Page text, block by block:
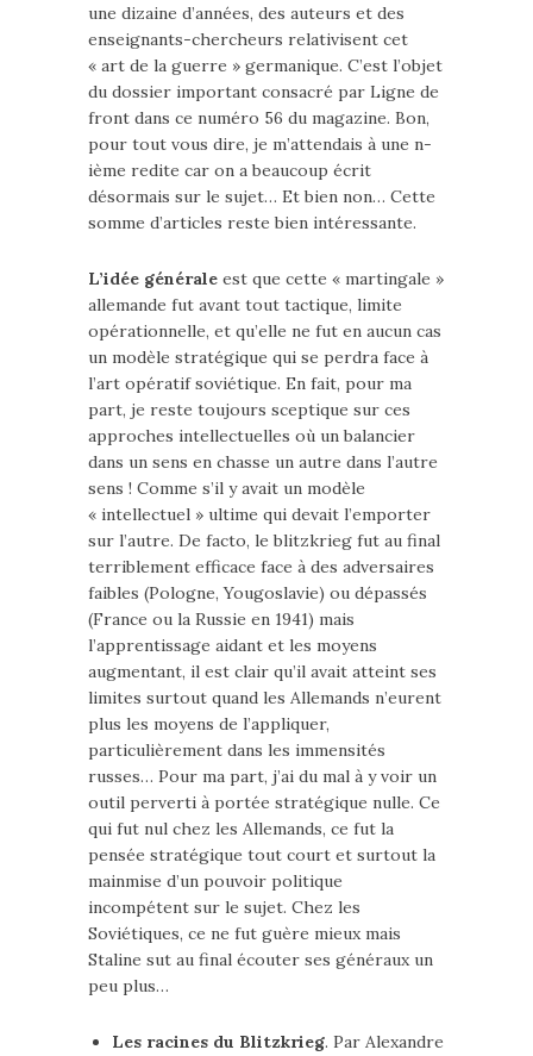
une dizaine d’années, des auteurs et des
enseignants-chercheurs relativisent cet
« art de la guerre » germanique. C’est l’objet
du dossier important consacré par Ligne de
front dans ce numéro 56 du magazine. Bon,
pour tout vous dire, je m’attendais à une n-
ième redite car on a beaucoup écrit
désormais sur le sujet… Et bien non… Cette
somme d’articles reste bien intéressante.
L’idée générale est que cette « martingale »
allemande fut avant tout tactique, limite
opérationnelle, et qu’elle ne fut en aucun cas
un modèle stratégique qui se perdra face à
l’art opératif soviétique. En fait, pour ma
part, je reste toujours sceptique sur ces
approches intellectuelles où un balancier
dans un sens en chasse un autre dans l’autre
sens ! Comme s’il y avait un modèle
« intellectuel » ultime qui devait l’emporter
sur l’autre. De facto, le blitzkrieg fut au final
terriblement efficace face à des adversaires
faibles (Pologne, Yougoslavie) ou dépassés
(France ou la Russie en 1941) mais
l’apprentissage aidant et les moyens
augmentant, il est clair qu’il avait atteint ses
limites surtout quand les Allemands n’eurent
plus les moyens de l’appliquer,
particulièrement dans les immensités
russes… Pour ma part, j’ai du mal à y voir un
outil perverti à portée stratégique nulle. Ce
qui fut nul chez les Allemands, ce fut la
pensée stratégique tout court et surtout la
mainmise d’un pouvoir politique
incompétent sur le sujet. Chez les
Soviétiques, ce ne fut guère mieux mais
Staline sut au final écouter ses généraux un
peu plus…
Les racines du Blitzkrieg. Par Alexandre